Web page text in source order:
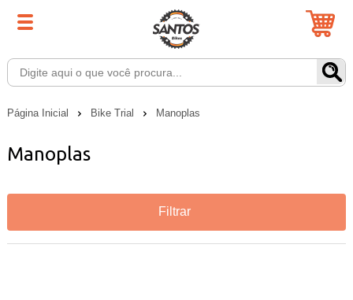
Página Inicial Bike Trial Manoplas
Manoplas
Filtrar